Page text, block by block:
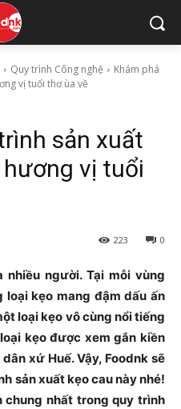
Quy trình Công nghệ
Khám phá
vị tuổi thơ ùa về
sản xuất
hương vị tuổi
0
223
nhiều người. Tại mỗi vùng
loại kẹo mang đậm dấu ấn
loại kẹo vô cùng nổi tiếng
kẹo được xem gắn kiền
xứ Huế. Vậy, Foodnk sẽ
sản xuất kẹo cau này nhé!
chung nhất trong quy trình